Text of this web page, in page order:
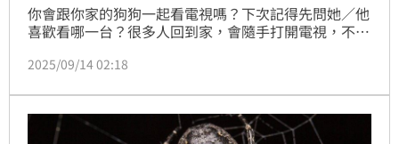
你會跟你家的狗狗一起看電視嗎？下次記得先問她／他
喜歡看哪一台？很多人回到家，會隨手打開電視，不論
氛沉靜的紀錄片，都是放鬆的方式。但你知道嗎？沙發
劇」。只是牠們眼裡的電視世界，跟我們看到的完全不
同。
2025/09/14 02:18